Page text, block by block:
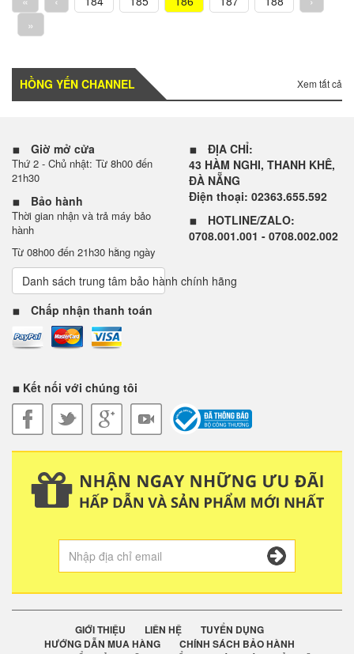
»
HỒNG YẾN CHANNEL Xem tất cả
Giờ mở cửa
Thứ 2 - Chủ nhật: Từ 8h00 đến
21h30
Bảo hành
Thời gian nhận và trả máy bảo
hành
Từ 08h00 đến 21h30 hằng ngày
Danh sách trung tâm bảo hành chính hãng
Chấp nhận thanh toán
ĐỊA CHỈ:
43 HÀM NGHI, THANH KHÊ,
ĐÀ NẴNG
Điện thoại: 02363.655.592
HOTLINE/ZALO:
0708.001.001 - 0708.002.002
Kết nối với chúng tôi
GIỚI THIỆU LIÊN HỆ
TUYỂN DỤNG
HƯỚNG DẪN MUA HÀNG
CHÍNH SÁCH BẢO HÀNH